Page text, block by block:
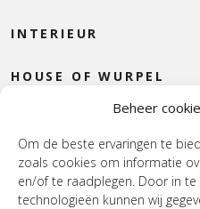
Beheer
Om de beste ervaringen te
zoals cookies om informatie
en/of te raadplegen. Door in
technologieën kunnen wij
HOUSE OF WURPEL
OPENINGSTIJDEN
INTERIEUR
Verzenden &
Mijn